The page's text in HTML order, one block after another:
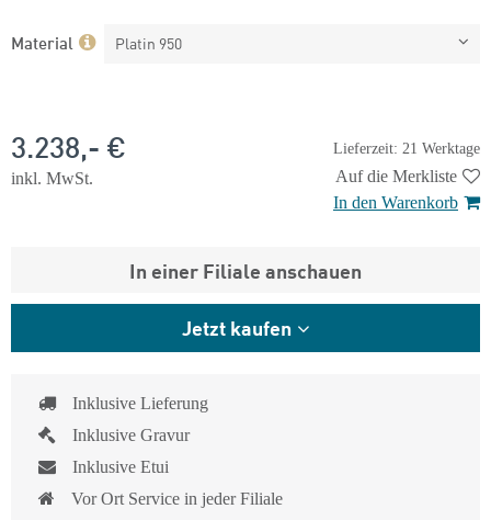
Material Platin 950
Lieferzeit: 21 Werktage
3.238,- €
inkl. MwSt.
Auf die Merkliste
In den Warenkorb
In einer Filiale anschauen
Jetzt kaufen
Inklusive Lieferung
Inklusive Gravur
Inklusive Etui
Vor Ort Service in jeder Filiale